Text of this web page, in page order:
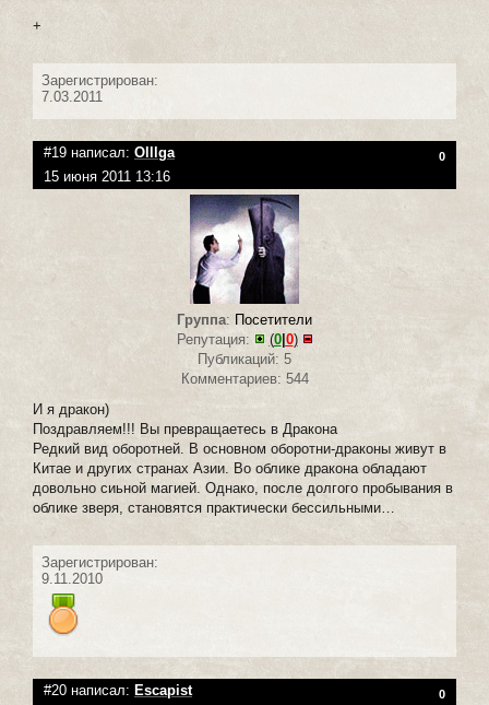
+
Зарегистрирован:
7.03.2011
#19 написал: Olllga 0
15 июня 2011 13:16
Группа: Посетители
Репутация:
(0| 0)
Публикаций: 5
Комментариев: 544
И я дракон)
Поздравляем!!! Вы превращаетесь в Дракона
Редкий вид оборотней. В основном оборотни-драконы живут в
Китае и других странах Азии. Во облике дракона обладают
довольно сиьной магией. Однако, после долгого пробывания в
облике зверя, становятся практически бессильными…
Зарегистрирован:
9.11.2010
#20 написал: Escapist 0